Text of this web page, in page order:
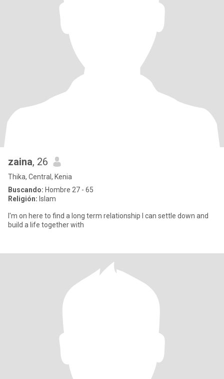
zaina, 26
Thika, Central, Kenia
Buscando: Hombre 27 - 65
Religión: Islam
I'm on here to find a long term relationship I can settle down and
build a life together with